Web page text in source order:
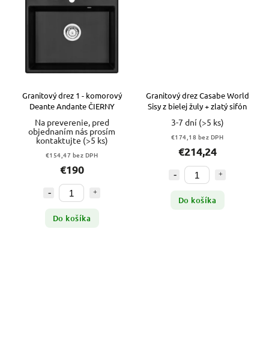
Granitový drez 1 - komorový
Deante Andante ČIERNY
Na preverenie, pred
objednaním nás prosím
kontaktujte (>5 ks)
€154,47 bez DPH
€190
Do košíka
Granitový drez Casabe World
Sisy z bielej žuly + zlatý sifón
3-7 dní (>5 ks)
€174,18 bez DPH
€214,24
Do košíka